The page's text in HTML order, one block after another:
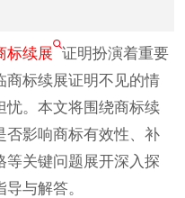
标续展 证明扮演着重要
商标续展证明不见的情
忧。本文将围绕商标续
否影响商标有效性、补
等关键问题展开深入探
与解答。